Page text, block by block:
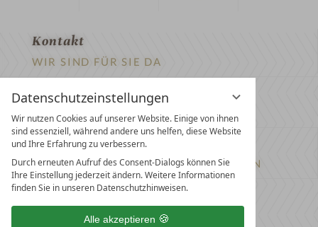
Datenschutzeinstellungen
Wir nutzen Cookies auf unserer Website. Einige von ihnen
sind essenziell, während andere uns helfen, diese Website
und Ihre Erfahrung zu verbessern.
Durch erneuten Aufruf des Consent-Dialogs können Sie
Ihre Einstellung jederzeit ändern. Weitere Informationen
finden Sie in unseren Datenschutzhinweisen.
Alle akzeptieren
Kontakt
WIR SIND FÜR SIE DA
Newsletter
EXKLUSIVE ANGEBOTE SICHERN
Partnerhotel werden
LASSEN SIE IHR HOTEL AUSZEICHNEN
Presse
ARTIKEL & MEDIEN SEHEN